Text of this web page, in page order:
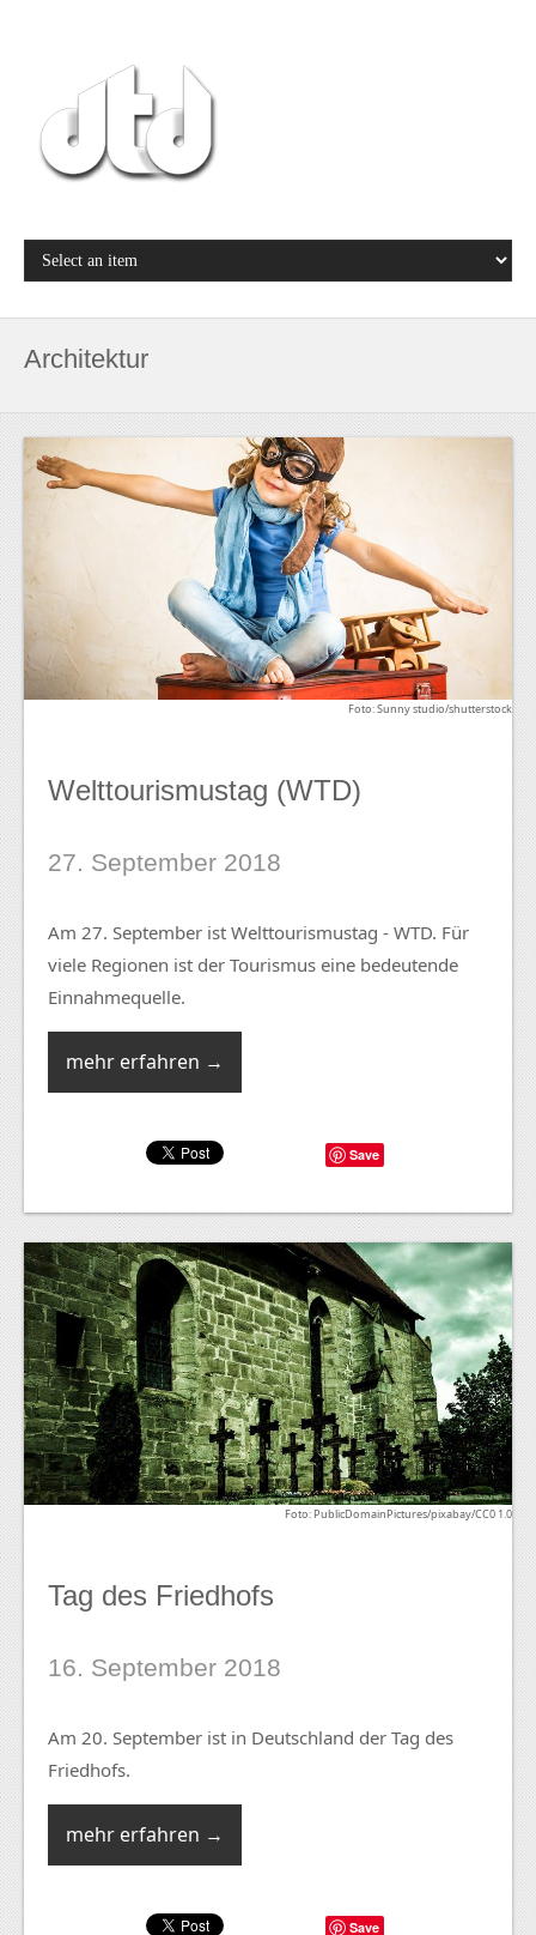
Architektur
Foto: Sunny studio/shutterstock
Welttourismustag (WTD)
27. September 2018
Am 27. September ist Welttourismustag - WTD. Für
viele Regionen ist der Tourismus eine bedeutende
Einnahmequelle.
mehr erfahren →
Save
Foto: PublicDomainPictures/pixabay/CC0 1.0
Tag des Friedhofs
16. September 2018
Am 20. September ist in Deutschland der Tag des
Friedhofs.
mehr erfahren →
Save